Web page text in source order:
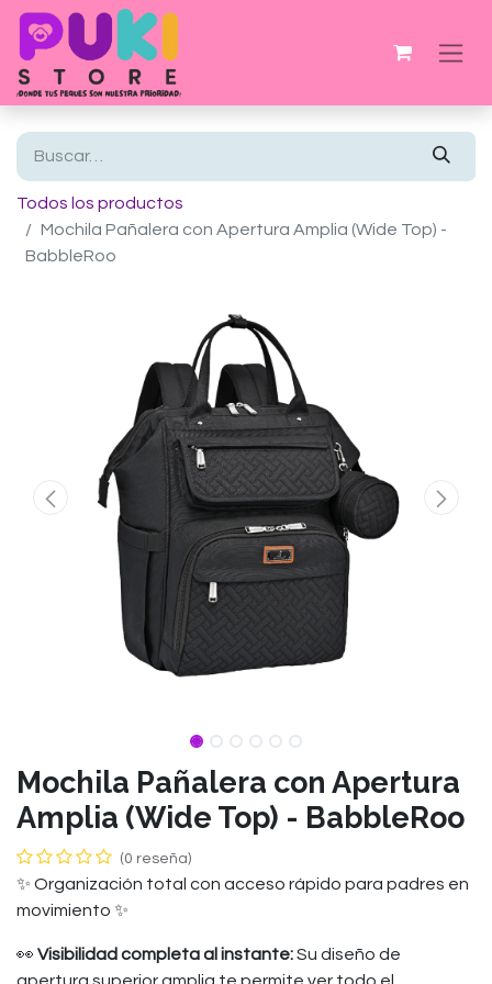
Todos los productos
Mochila Pañalera con Apertura Amplia (Wide Top) -
BabbleRoo
Mochila Pañalera con Apertura
Amplia (Wide Top) - BabbleRoo
(0 reseña)
✨ Organización total con acceso rápido para padres en
movimiento ✨
👀 Visibilidad completa al instante:Su diseño de
apertura superior amplia te permite ver todo el